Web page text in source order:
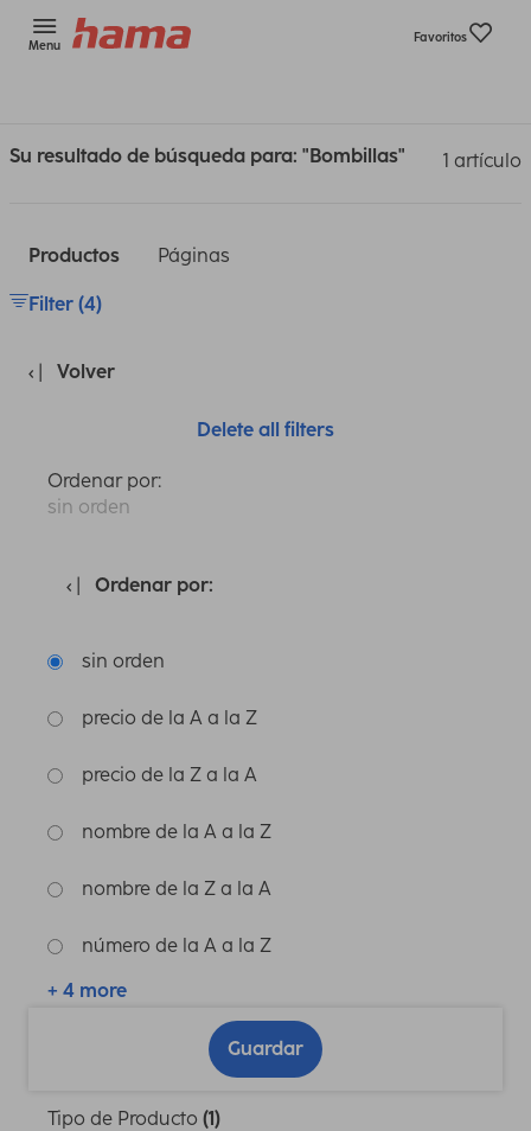
Menu
Favoritos
Su resultado de búsqueda para: "Bombillas" 1 artículo
Productos Páginas
Filter (4)
Volver
Delete all filters
Ordenar por:
sin orden
Ordenar por:
sin orden
precio de la A a la Z
precio de la Z a la A
nombre de la A a la Z
nombre de la Z a la A
número de la A a la Z
+ 4 more
Guardar
Tipo de Producto (1)